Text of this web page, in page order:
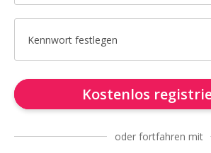
Kennwort festlegen
Kostenlos
oder fortfahren mit